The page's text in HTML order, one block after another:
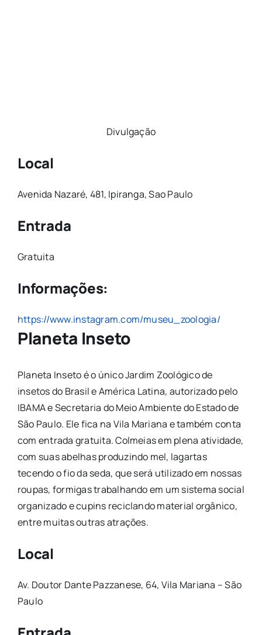
Divulgação
Local
Avenida Nazaré, 481, Ipiranga, Sao Paulo
Entrada
Gratuita
Informações:
https://www.instagram.com/museu_zoologia/
Planeta Inseto
Planeta Inseto é o único Jardim Zoológico de
insetos do Brasil e América Latina, autorizado pelo
IBAMA e Secretaria do Meio Ambiente do Estado de
São Paulo. Ele fica na Vila Mariana e também conta
com entrada gratuita. Colmeias em plena atividade,
com suas abelhas produzindo mel, lagartas
tecendo o fio da seda, que será utilizado em nossas
roupas, formigas trabalhando em um sistema social
organizado e cupins reciclando material orgânico,
entre muitas outras atrações.
Local
Av. Doutor Dante Pazzanese, 64, Vila Mariana – São
Paulo